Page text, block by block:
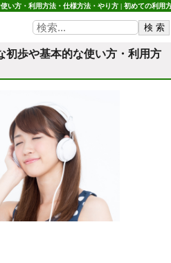
い方・利用方法・仕様方法・やり方 | 初めての利用
初歩や基本的な使い方・利用方